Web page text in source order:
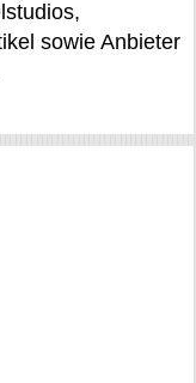
sowie Anbieter